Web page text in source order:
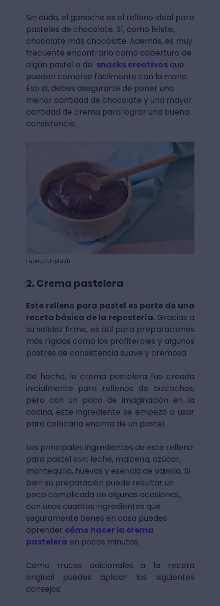
Sin duda, el ganache es el relleno ideal para
pasteles de chocolate. Sí, como leíste,
chocolate más chocolate. Además, es muy
frecuente encontrarlo como cobertura de
algún pastel o de snacks creativosque
puedan comerse fácilmente con la mano.
Eso sí, debes asegurarte de poner una
menor cantidad de chocolate y una mayor
cantidad de crema para lograr una buena
consistencia.
Fuente: Unplash
2. Crema pastelera
Este relleno para pastel es parte de una
receta básica de la repostería.Gracias a
su solidez firme, es útil para preparaciones
más rígidas como los profiteroles y algunos
postres de consistencia suave y cremosa.
De hecho, la crema pastelera fue creada
inicialmente para rellenos de bizcochos,
pero con un poco de imaginación en la
cocina, este ingrediente se empezó a usar
para colocarla encima de un pastel.
Los principales ingredientes de este relleno
para pastel son: leche, maicena, azúcar,
mantequilla, huevos y esencia de vainilla. Si
bien su preparación puede resultar un
poco complicada en algunas ocasiones,
con unos cuantos ingredientes que
seguramente tienes en casa puedes
aprender cómo hacer la crema
pastelera en pocos minutos.
Como trucos adicionales a la receta
original puedes aplicar los siguientes
consejos: